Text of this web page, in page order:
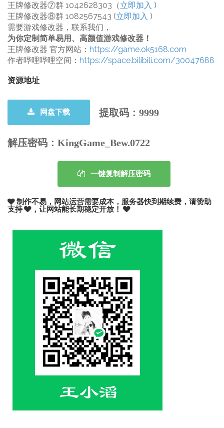
王牌修改器⑦群 1042628303（立即加入 )
王牌修改器⑧群 1082567543 (立即加入 )
需要游戏修改器，联系我们，
为你定制简单易用、高颜值游戏修改器！
王牌修改器 官方网站： https://game.ok5168.com
作者哔哩哔哩空间： https://space.bilibili.com/30047688
资源地址
网盘下载 提取码：9999
解压密码： KingGame_Bew.0722
一键复制解压密码
制作不易，网站运营需要成本，服务器快到期续费，请赞助
支持
，让网站能长期稳定开放！